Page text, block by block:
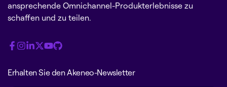
ansprechende Omnichannel-Produkterlebnisse zu
schaffen und zu teilen.
Erhalten Sie den Akeneo-Newsletter